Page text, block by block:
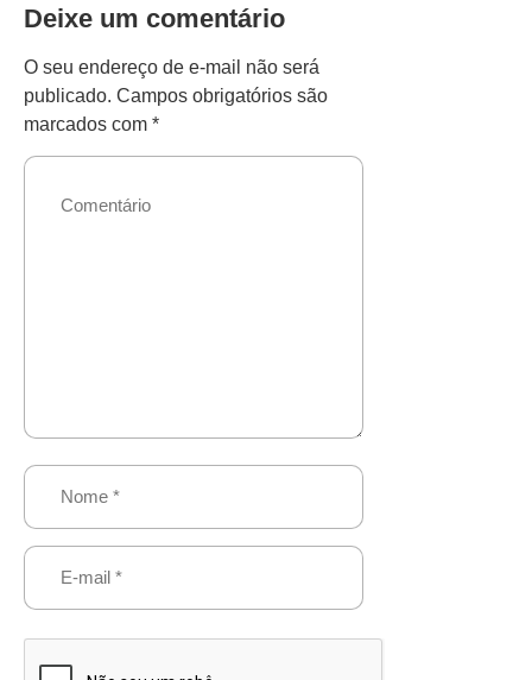
Deixe um comentário
O seu endereço de e-mail não será
publicado. Campos obrigatórios são
marcados com *